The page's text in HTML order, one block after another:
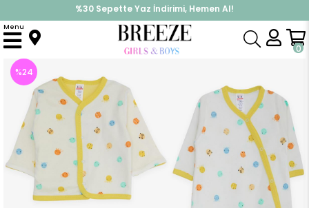
%30 Sepette Yaz İndirimi, Hemen Al!
İndirimlere ek %10 İndirimi Kap, Hemen Üye Ol!
0
Menu
Anasayfa Hastane Çıkışı
%24
İndirim